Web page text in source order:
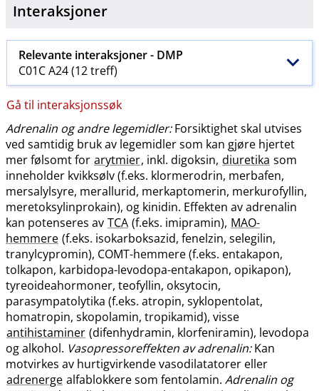
Interaksjoner
Relevante interaksjoner - DMP
C01C A24 (12 treff)
Gå til interaksjonssøk
Adrenalin og andre legemidler:Forsiktighet skal utvises
ved samtidig bruk av legemidler som kan gjøre hjertet
mer følsomt for arytmier, inkl. digoksin, diuretika som
inneholder kvikksølv (f.eks. klormerodrin, merbafen,
mersalylsyre, merallurid, merkaptomerin, merkurofyllin,
meretoksylinprokain), og kinidin. Effekten av adrenalin
kan potenseres av TCA (f.eks. imipramin), MAO-
hemmere (f.eks. isokarboksazid, fenelzin, selegilin,
tranylcypromin), COMT-hemmere (f.eks. entakapon,
tolkapon, karbidopa-levodopa-entakapon, opikapon),
tyreoideahormoner, teofyllin, oksytocin,
parasympatolytika (f.eks. atropin, syklopentolat,
homatropin, skopolamin, tropikamid), visse
antihistaminer (difenhydramin, klorfeniramin), levodopa
og alkohol. Vasopressoreffekten av adrenalin:Kan
motvirkes av hurtigvirkende vasodilatatorer eller
adrenerge alfablokkere som fentolamin. Adrenalin og